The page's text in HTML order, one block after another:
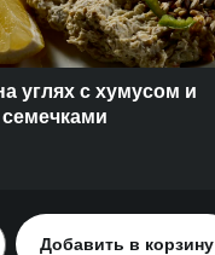
углях с хумусом и
Добавить в корзину